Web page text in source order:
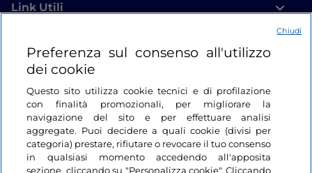
Link Utili
Login
Restiamo in contatto
Preferenza sul consenso all'utilizzo
dei cookie
Questo sito utilizza cookie tecnici e di profilazione
con finalità promozionali, per migliorare la
navigazione del sito e per effettuare analisi
aggregate. Puoi decidere a quali cookie (divisi per
categoria) prestare, rifiutare o revocare il tuo consenso
in qualsiasi momento accedendo all'apposita
sezione, cliccando su "Personalizza cookie". Cliccando
Chiudi